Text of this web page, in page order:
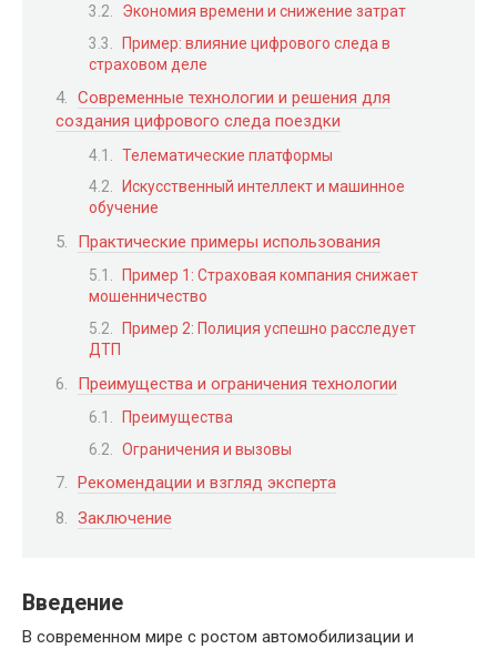
Экономия времени и снижение затрат
Пример: влияние цифрового следа в
страховом деле
Современные технологии и решения для
создания цифрового следа поездки
Телематические платформы
Искусственный интеллект и машинное
обучение
Практические примеры использования
Пример 1: Страховая компания снижает
мошенничество
Пример 2: Полиция успешно расследует
ДТП
Преимущества и ограничения технологии
Преимущества
Ограничения и вызовы
Рекомендации и взгляд эксперта
Заключение
Введение
В современном мире с ростом автомобилизации и